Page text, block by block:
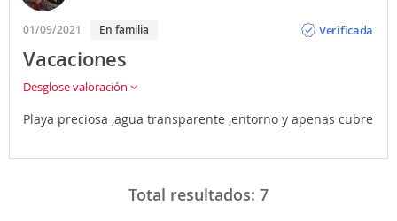
01/09/2021 En familia
Verificada
Vacaciones
Desglose valoración
Playa preciosa ,agua transparente ,entorno y apenas cubre
Total resultados: 7